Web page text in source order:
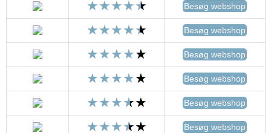
Besøg webshop
Besøg webshop
Besøg webshop
Besøg webshop
Besøg webshop
Besøg webshop